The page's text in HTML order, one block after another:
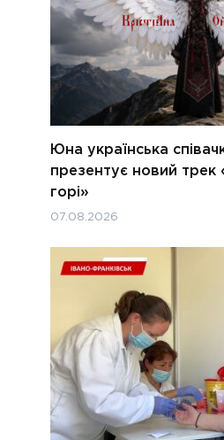
Юна українська
презентує новий трек
горі»
07.08.2026